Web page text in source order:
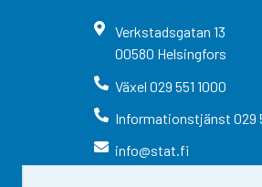
Verkstadsgatan 13
00580 Helsingfors
Växel 029 551 1000
Informationstjänst 029
info@stat.fi